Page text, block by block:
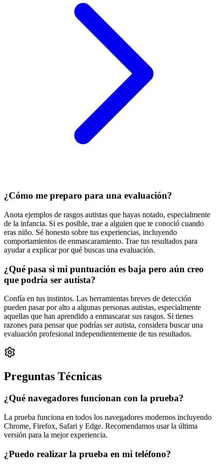
¿Cómo me preparo para una evaluación?
Anota ejemplos de rasgos autistas que hayas notado, especialmente
de la infancia. Si es posible, trae a alguien que te conoció cuando
eras niño. Sé honesto sobre tus experiencias, incluyendo
comportamientos de enmascaramiento. Trae tus resultados para
ayudar a explicar por qué buscas una evaluación.
¿Qué pasa si mi puntuación es baja pero aún creo
que podría ser autista?
Confía en tus instintos. Las herramientas breves de detección
pueden pasar por alto a algunas personas autistas, especialmente
aquellas que han aprendido a enmascarar sus rasgos. Si tienes
razones para pensar que podrías ser autista, considera buscar una
evaluación profesional independientemente de tus resultados.
Preguntas Técnicas
¿Qué navegadores funcionan con la prueba?
La prueba funciona en todos los navegadores modernos incluyendo
Chrome, Firefox, Safari y Edge. Recomendamos usar la última
versión para la mejor experiencia.
¿Puedo realizar la prueba en mi teléfono?